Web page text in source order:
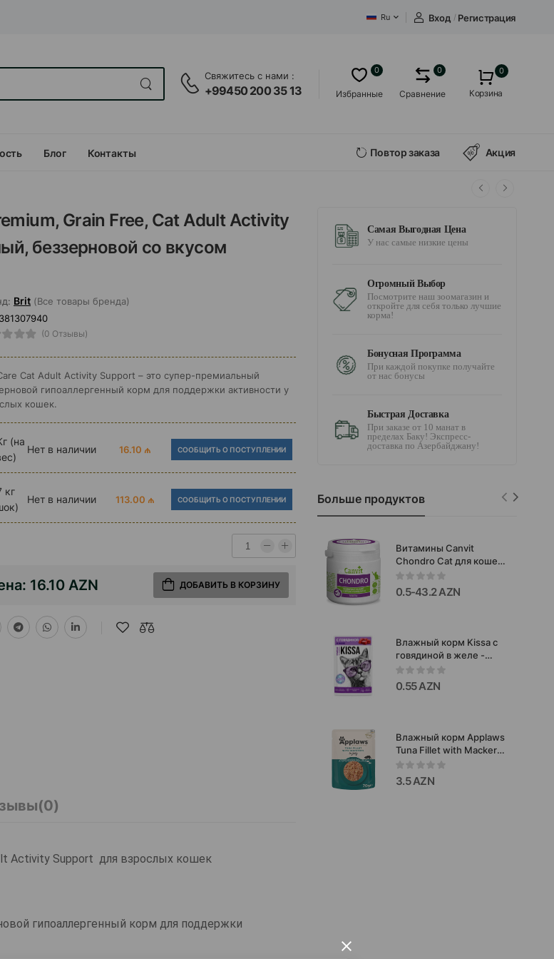
×
Ru Вход / Регистрация
Свяжитесь с нами :
+99450 200 35 13 Избранные
0
Сравнение
0 0
Корзина
Блог Контакты Повтор заказа Акция
Grain Free, Cat Adult Activity
беззерновой со вкусом
Brit (Все товары бренда)
(0 Отзывы)
Cat Adult Activity Support – это супер-премиальный
гипоаллергенный корм для поддержки активности у
кошек.
(на
Нет в наличии 16.10 ₼ СООБЩИТЬ О ПОСТУПЛЕНИИ
кг
Нет в наличии 113.00 ₼ СООБЩИТЬ О ПОСТУПЛЕНИИ
16.10 AZN ДОБАВИТЬ В КОРЗИНУ
Activity Support для взрослых кошек
гипоаллергенный корм для поддержки
Самая Выгодная Цена
У нас самые низкие цены
Огромный Выбор
Посмотрите наш зоомагазин и
откройте для себя только лучшие
корма!
Бонусная Программа
При каждой покупке получайте
от нас бонусы
Быстрая Доставка
При заказе от 10 манат в
пределах Баку! Экспресс-
доставка по Азербайджану!
Больше продуктов
Витамины Canvit
Chondro Cat для кошек
содержащий
хондропротекторы и
биологически активные
0.5-43.2 AZN
Влажный корм Kissa с
говядиной в желе -
вкусный и
сбалансированный
рацион для
0.55 AZN
Влажный корм Applaws
Tuna Fillet with Maсkerel
in Tasty Jelly для
взрослых кошек со
вкусом тунца и
3.5 AZN